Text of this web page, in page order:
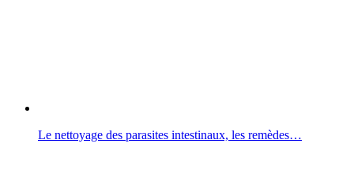
Le nettoyage des parasites intestinaux, les remèdes…